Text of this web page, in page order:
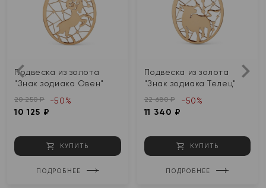
Подвеска из золота
"Знак зодиака Овен"
20 250 ₽
10 125 ₽
-50%
КУПИТЬ
ПОДРОБНЕЕ
Подвеска из золота
"Знак зодиака Телец"
22 680 ₽
11 340 ₽
-50%
КУПИТЬ
ПОДРОБНЕЕ